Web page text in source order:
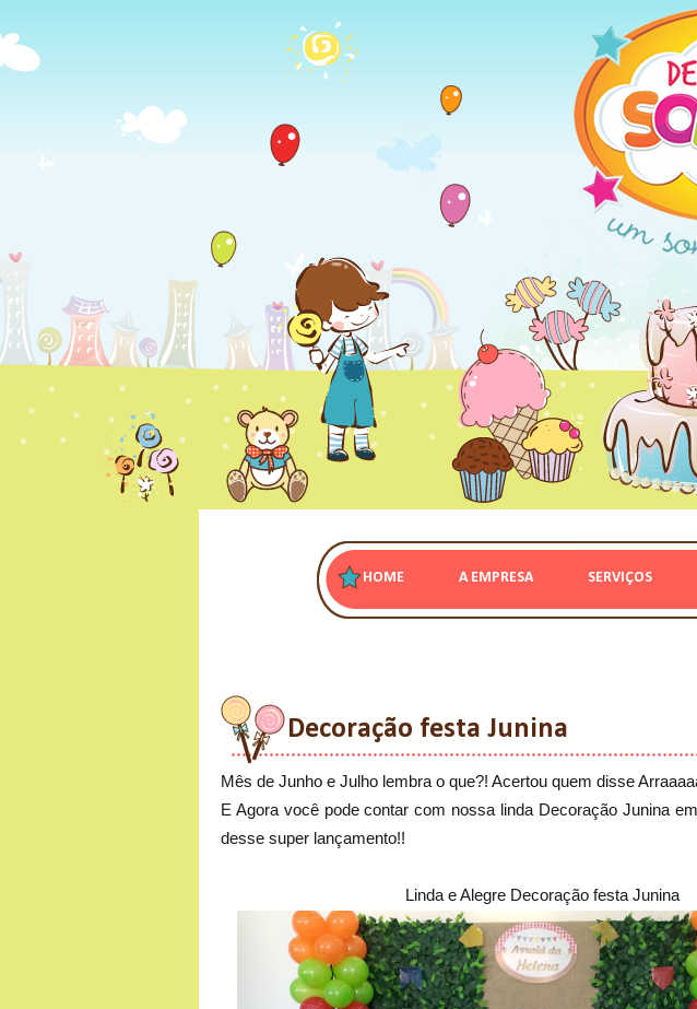
HOME A EMPRESA SERVIÇOS
Decoração festa Junina
Mês de Junho e Julho lembra o que?! Acertou quem disse
E Agora você pode contar com nossa linda Decoração Junina
desse super lançamento!!
Linda e Alegre Decoração festa Junina